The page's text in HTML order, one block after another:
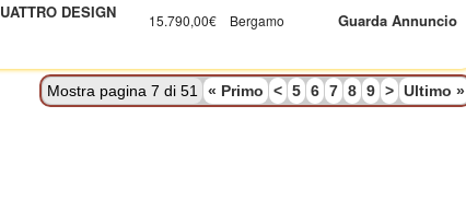
DESIGN
15.790,00€ Bergamo Guarda Annuncio
Mostra pagina 7 di 51 « Primo < 5 6 7 8 9 > Ultimo »